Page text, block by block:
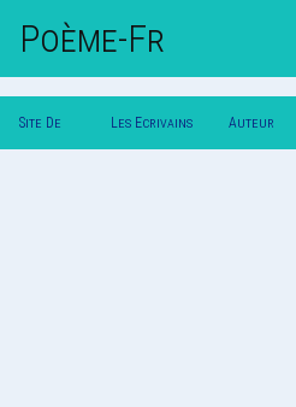
Poème-Fr
Site De Les Ecrivains Auteur